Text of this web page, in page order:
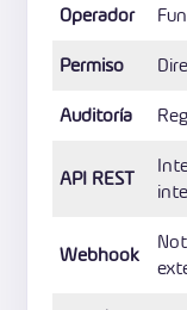
Operador
Permiso
Auditoría
API REST
Webhook